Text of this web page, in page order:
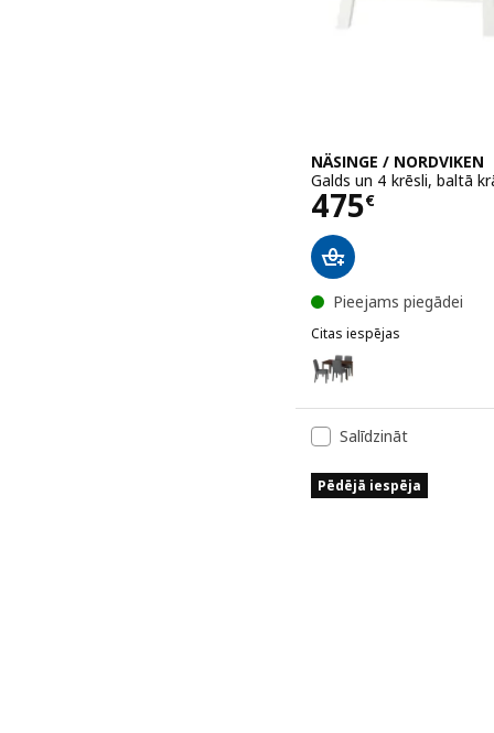
NÄSINGE / NORDVIKEN
Galds un 4 krēsli, baltā
475€
Cena 475€
Pieejams piegādei
Citas iespējas
NÄSINGE / NORDVIKEN
Variants: NÄSINGE /
Variants: NÄSINGE /
Variants: NÄSINGE /
Variants: NÄSINGE /
Variants: NÄSINGE /
Variants: NÄSINGE /
Salīdzināt
Pēdējā iespēja